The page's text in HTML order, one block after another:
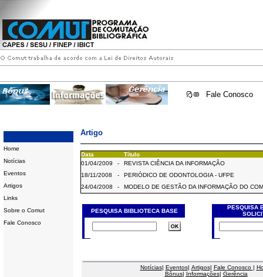
Fale Conosco
Home
Notícias
Eventos
Artigos
Links
Sobre o Comut
Fale Conosco
Artigo
Data
Título
01/04/2009
-
REVISTA CIÊNCIA DA INFORMAÇÃO
18/11/2008
-
PERIÓDICO DE ODONTOLOGIA - UFPE
24/04/2008
- MODELO DE GESTÃO DA INFORMAÇÃO DO
PESQUISA BIBLIOTECA BASE
PESQUISA
Notícias| Eventos| Artigos| Fale Conosco |
Bônus| Informações| Gerência